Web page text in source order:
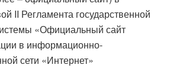
II Регламента государственной
«Официальный сайт
в информационно-
сети «Интернет»